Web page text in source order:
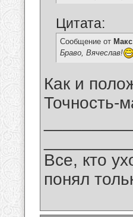
Цитата:
Сообщение от
Браво, Вячеслав!
Как и
Точность-
Все, кто
понял